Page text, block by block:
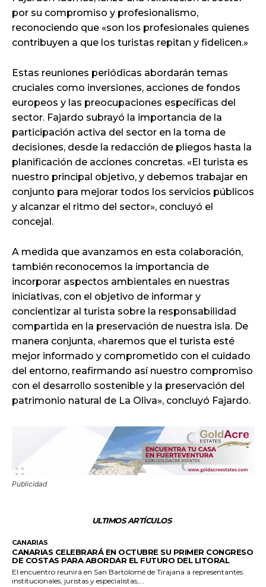
por su compromiso y profesionalismo,
reconociendo que «son los profesionales quienes
contribuyen a que los turistas repitan y fidelicen.»
Estas reuniones periódicas abordarán temas
cruciales como inversiones, acciones de fondos
europeos y las preocupaciones específicas del
sector. Fajardo subrayó la importancia de la
participación activa del sector en la toma de
decisiones, desde la redacción de pliegos hasta la
planificación de acciones concretas. «El turista es
nuestro principal objetivo, y debemos trabajar en
conjunto para mejorar todos los servicios públicos
y alcanzar el ritmo del sector», concluyó el
concejal.
A medida que avanzamos en esta colaboración,
también reconocemos la importancia de
incorporar aspectos ambientales en nuestras
iniciativas, con el objetivo de informar y
concientizar al turista sobre la responsabilidad
compartida en la preservación de nuestra isla. De
manera conjunta, «haremos que el turista esté
mejor informado y comprometido con el cuidado
del entorno, reafirmando así nuestro compromiso
con el desarrollo sostenible y la preservación del
patrimonio natural de La Oliva», concluyó Fajardo.
Publicidad
ULTIMOS ARTÍCULOS
CANARIAS
CANARIAS CELEBRARÁ EN OCTUBRE SU PRIMER CONGRESO
DE COSTAS PARA ABORDAR EL FUTURO DEL LITORAL
El encuentro reunirá en San Bartolomé de Tirajana a representantes
institucionales, juristas y especialistas,...